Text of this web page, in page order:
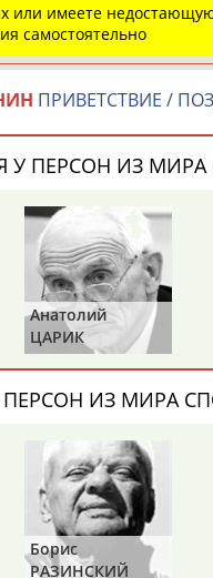
или имеете
самостоятельно
ПРИВЕТСТВИЕ /
У ПЕРСОН ИЗ МИРА
Анатолий
ЦАРИК
ИЗ МИРА
Борис
РАЗИНСКИЙ